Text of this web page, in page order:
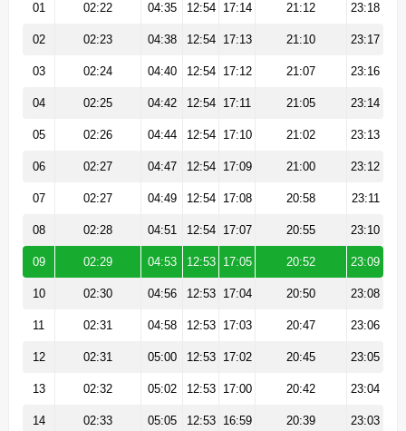
01 02:22 04:35 12:54 17:14 21:12 23:18
02 02:23 04:38 12:54 17:13 21:10 23:17
03 02:24 04:40 12:54 17:12 21:07 23:16
04 02:25 04:42 12:54 17:11 21:05 23:14
05 02:26 04:44 12:54 17:10 21:02 23:13
06 02:27 04:47 12:54 17:09 21:00 23:12
07 02:27 04:49 12:54 17:08 20:58 23:11
08 02:28 04:51 12:54 17:07 20:55 23:10
09 02:29 04:53 12:53 17:05 20:52 23:09
10 02:30 04:56 12:53 17:04 20:50 23:08
11 02:31 04:58 12:53 17:03 20:47 23:06
12 02:31 05:00 12:53 17:02 20:45 23:05
13 02:32 05:02 12:53 17:00 20:42 23:04
14 02:33 05:05 12:53 16:59 20:39 23:03